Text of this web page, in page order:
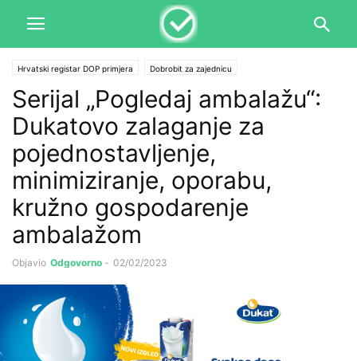
Hrvatski registar DOP primjera Dobrobit za zajednicu
Serijal „Pogledaj ambalažu“:
Dukatovo zalaganje za
pojednostavljenje,
minimiziranje, oporabu,
kružno gospodarenje
ambalažom
Objavio Odgovorno - 02/02/2023